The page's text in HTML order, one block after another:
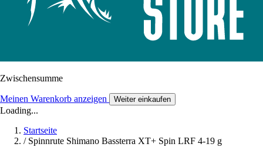
Zwischensumme
Meinen Warenkorb anzeigen Weiter einkaufen
Loading...
Startseite
/ Spinnrute Shimano Bassterra XT+ Spin LRF 4-19 g